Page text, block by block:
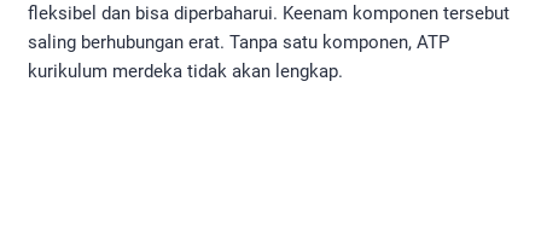
fleksibel dan bisa diperbaharui. Keenam komponen tersebut
saling berhubungan erat. Tanpa satu komponen, ATP
kurikulum merdeka tidak akan lengkap.